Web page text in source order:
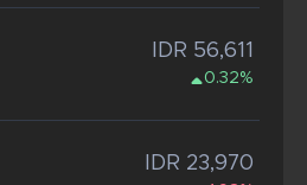
IDR 56,611
0.32%
IDR 23,970